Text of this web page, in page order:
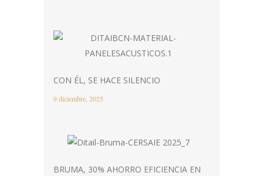
CON ÉL, SE HACE SILENCIO
9 diciembre, 2025
BRUMA, 30% AHORRO EFICIENCIA EN